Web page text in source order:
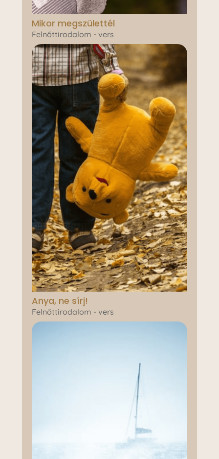
Mikor megszülettél
Felnőttirodalom - vers
Anya, ne sírj!
Felnőttirodalom - vers